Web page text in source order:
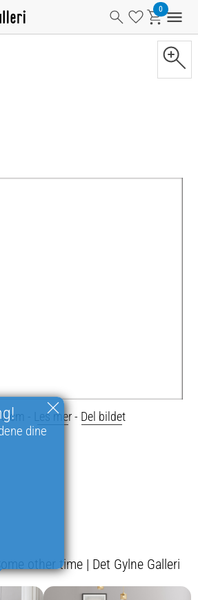
cm - Les mer- Del bildet
dine
other time | Det Gylne Galleri